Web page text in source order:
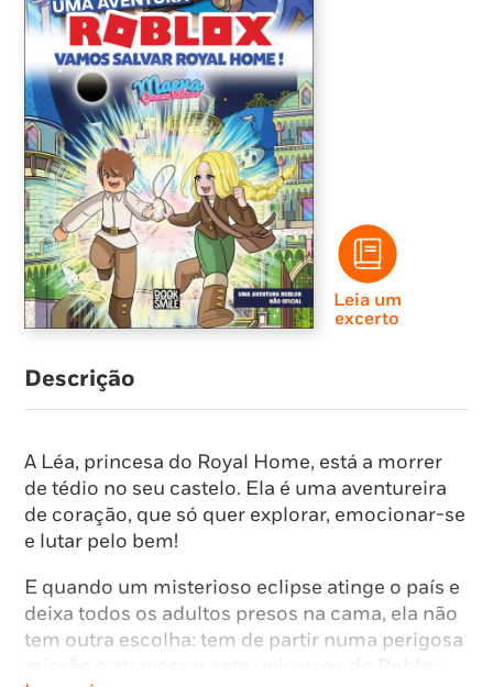
Leia um
excerto
Descrição
A Léa, princesa do Royal Home, está a morrer
de tédio no seu castelo. Ela é uma aventureira
de coração, que só quer explorar, emocionar-se
e lutar pelo bem!
E quando um misterioso eclipse atinge o país e
deixa todos os adultos presos na cama, ela não
tem outra escolha: tem de partir numa perigosa